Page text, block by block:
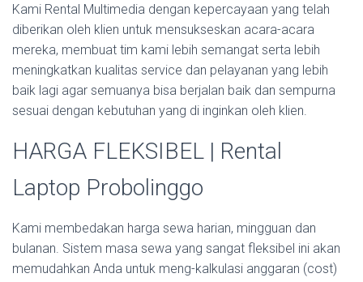
Kami Rental Multimedia dengan kepercayaan yang telah
diberikan oleh klien untuk mensukseskan acara-acara
mereka, membuat tim kami lebih semangat serta lebih
meningkatkan kualitas service dan pelayanan yang lebih
baik lagi agar semuanya bisa berjalan baik dan sempurna
sesuai dengan kebutuhan yang di inginkan oleh klien.
HARGA FLEKSIBEL | Rental
Laptop Probolinggo
Kami membedakan harga sewa harian, mingguan dan
bulanan. Sistem masa sewa yang sangat fleksibel ini akan
memudahkan Anda untuk meng-kalkulasi anggaran (cost)